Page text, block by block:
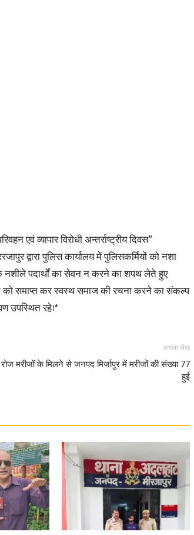
in
Hindi,
Today
Hindi
एवं व्यापार विरोधी अन्तर्राष्ट्रीय दिवस”
द्वारा पुलिस कार्यालय में पुलिसकर्मियों को नशा
नशीले पदार्थों का सेवन न करने का शपथ लेते हुए
समाप्त कर स्वस्थ समाज की रचना करने का संकल्प
उपस्थित रहे।*
अगला लेख
रोज मरीजों के मिलने से जनपद मिर्जापुर में मरीजों की संख्या 77
हुई